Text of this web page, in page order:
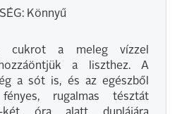
Könnyű
a meleg vízzel
a liszthez. A
a sót is, és az egészből
rugalmas tésztát